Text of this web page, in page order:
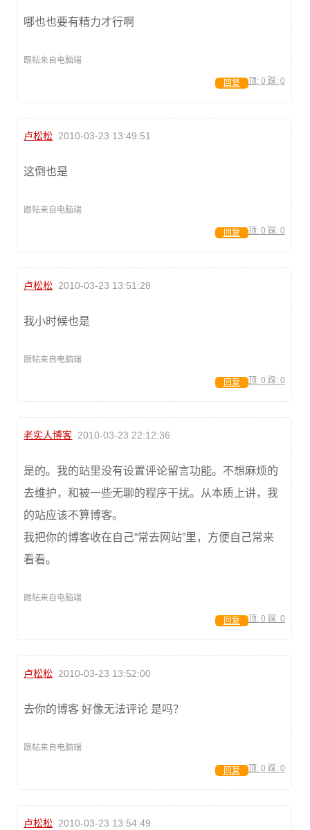
哪也也要有精力才行啊
跟帖来自电脑端
顶: 0 踩: 0
回复
卢松松 2010-03-23 13:49:51
这倒也是
跟帖来自电脑端
顶: 0 踩: 0
回复
卢松松 2010-03-23 13:51:28
我小时候也是
跟帖来自电脑端
顶: 0 踩: 0
回复
老实人博客 2010-03-23 22:12:36
是的。我的站里没有设置评论留言功能。不想麻烦的
去维护，和被一些无聊的程序干扰。从本质上讲，我
的站应该不算博客。
我把你的博客收在自己“常去网站”里，方便自己常来
看看。
跟帖来自电脑端
顶: 0 踩: 0
回复
卢松松 2010-03-23 13:52:00
去你的博客 好像无法评论 是吗？
跟帖来自电脑端
顶: 0 踩: 0
回复
卢松松 2010-03-23 13:54:49